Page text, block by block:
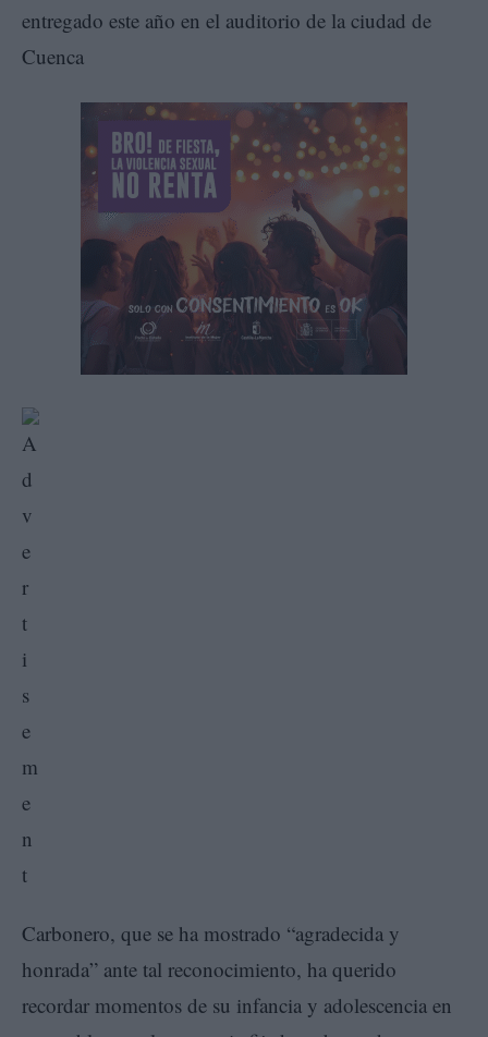
entregado este año en el auditorio de la ciudad de
Cuenca
Carbonero, que se ha mostrado “agradecida y
honrada” ante tal reconocimiento, ha querido
recordar momentos de su infancia y adolescencia en